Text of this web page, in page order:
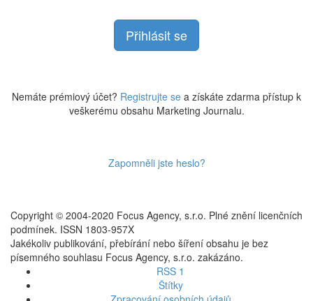
Nemáte prémiový účet? Registrujte se a získáte zdarma přístup k
veškerému obsahu Marketing Journalu.
Zapomněli jste heslo?
Copyright © 2004-2020 Focus Agency, s.r.o. Plné znění licenčních
podmínek. ISSN 1803-957X
Jakékoliv publikování, přebírání nebo šíření obsahu je bez
písemného souhlasu Focus Agency, s.r.o. zakázáno.
RSS 1
Štítky